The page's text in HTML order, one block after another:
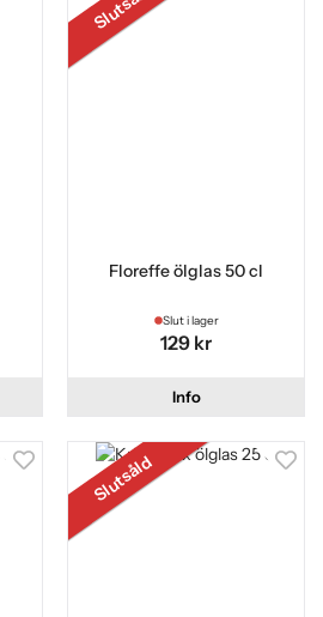
Floreffe ölglas 50 cl
Slut i lager
129 kr
Info
Slutsåld